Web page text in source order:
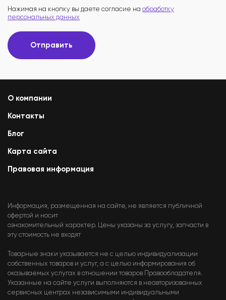
Нажимая на кнопку вы даете согласие на обработку
персональных данных
Отправить
О компании
Контакты
Блог
Карта сайта
Правовая информация
Информация, размещенная на сайте, не является публичной
офертой и носит
ознакомительный характер. Цены указаны за услугу, запчасти в
эту стоимость не входят
Товарные знаки указывается не с целью индивидуализации
собственных товаров и услуг, а с целью информирования об
оказываемых услугах в отношении товаров Правообладателя.
Указанные на сайте услуги выполняются в неавторизованных
сервисных центрах независимыми индивидуальными